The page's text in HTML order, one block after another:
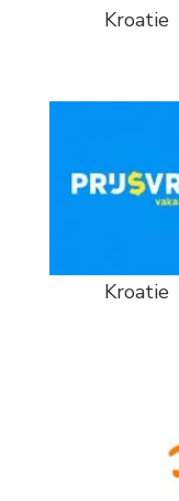
Kroatie
Kroatie